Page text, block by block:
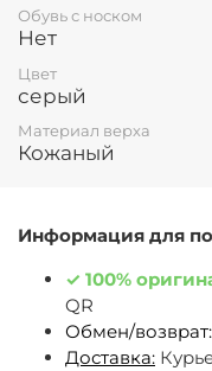
Информация для
✓ 100%
QR
Обмен/возврат:
Доставка:
Обувь с носком
Нет
Цвет
серый
Материал верха
Кожаный